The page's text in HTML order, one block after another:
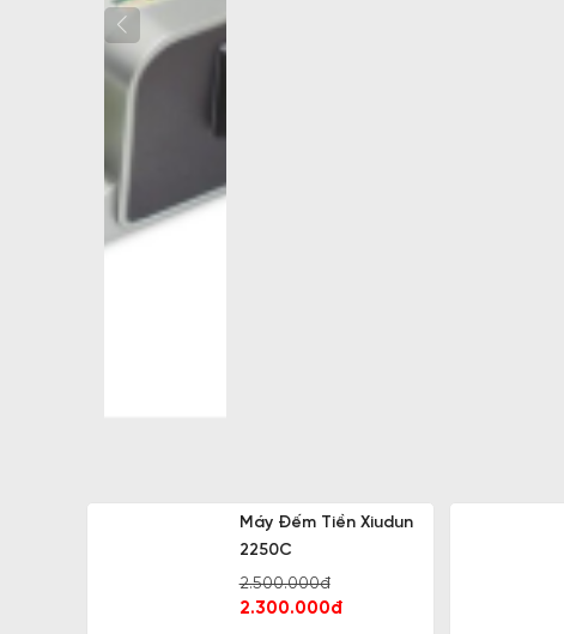
Máy Đếm Tiền Xiudun
2250C
2.500.000đ
2.300.000đ